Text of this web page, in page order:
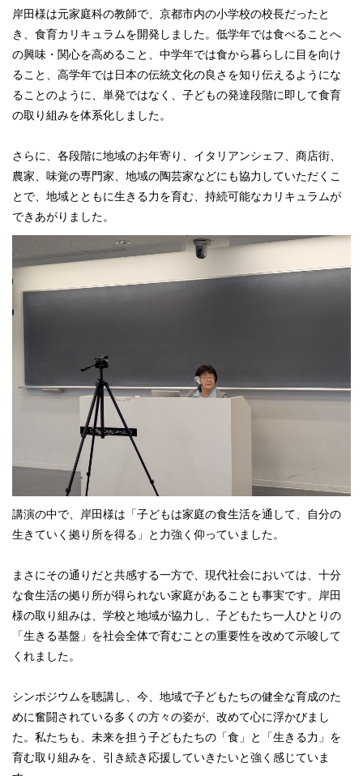
岸田様は元家庭科の教師で、京都市内の小学校の校長だったと
き、食育カリキュラムを開発しました。低学年では食べることへ
の興味・関心を高めること、中学年では食から暮らしに目を向け
ること、高学年では日本の伝統文化の良さを知り伝えるようにな
ることのように、単発ではなく、子どもの発達段階に即して食育
の取り組みを体系化しました。
さらに、各段階に地域のお年寄り、イタリアンシェフ、商店街、
農家、味覚の専門家、地域の陶芸家などにも協力していただくこ
とで、地域とともに生きる力を育む、持続可能なカリキュラムが
できあがりました。
講演の中で、岸田様は「子どもは家庭の食生活を通して、自分の
生きていく拠り所を得る」と力強く仰っていました。
まさにその通りだと共感する一方で、現代社会においては、十分
な食生活の拠り所が得られない家庭があることも事実です。岸田
様の取り組みは、学校と地域が協力し、子どもたち一人ひとりの
「生きる基盤」を社会全体で育むことの重要性を改めて示唆して
くれました。
シンポジウムを聴講し、今、地域で子どもたちの健全な育成のた
めに奮闘されている多くの方々の姿が、改めて心に浮かびまし
た。私たちも、未来を担う子どもたちの「食」と「生きる力」を
育む取り組みを、引き続き応援していきたいと強く感じていま